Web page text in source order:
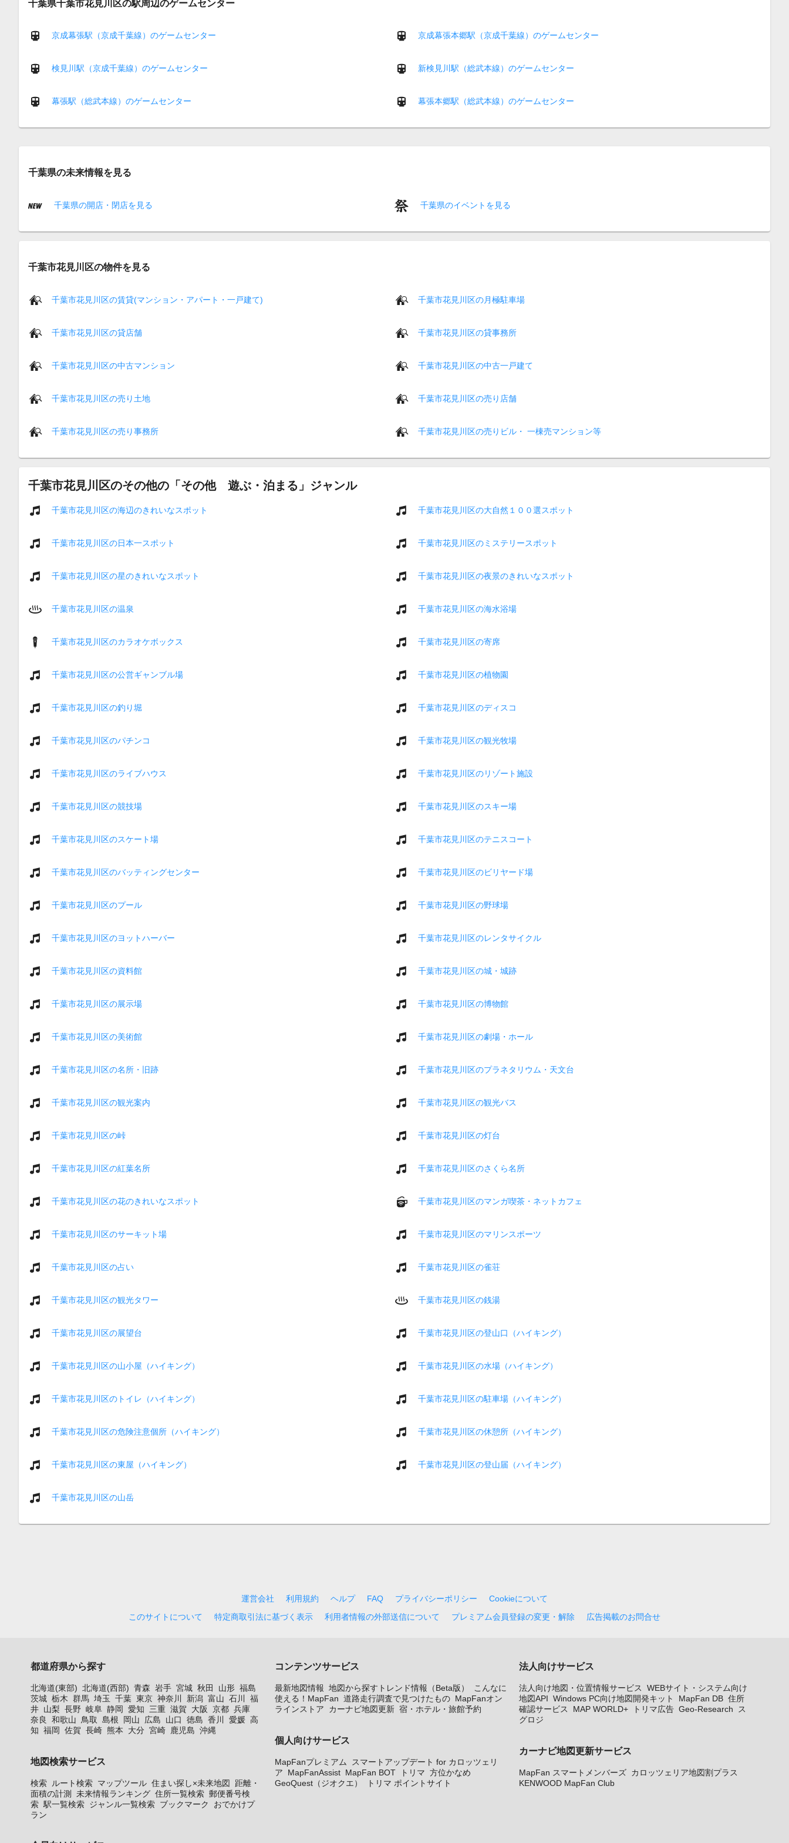
千葉県千葉市花見川区の駅周辺のゲームセンター
京成幕張駅（京成千葉線）のゲームセンター 京成幕張本郷駅（京成千葉線）のゲームセンター
検見川駅（京成千葉線）のゲームセンター 新検見川駅（総武本線）のゲームセンター
幕張駅（総武本線）のゲームセンター 幕張本郷駅（総武本線）のゲームセンター
千葉県の未来情報を見る
千葉県の開店・閉店を見る 千葉県のイベントを見る
千葉市花見川区の物件を見る
千葉市花見川区の賃貸(マンション・アパート・一戸建て) 千葉市花見川区の月極駐車場
千葉市花見川区の貸店舗 千葉市花見川区の貸事務所
千葉市花見川区の中古マンション 千葉市花見川区の中古一戸建て
千葉市花見川区の売り土地 千葉市花見川区の売り店舗
千葉市花見川区の売り事務所 千葉市花見川区の売りビル・ 一棟売マンション等
千葉市花見川区のその他の「その他 遊ぶ・泊まる」ジャンル
千葉市花見川区の海辺のきれいなスポット 千葉市花見川区の大自然１００選スポット
千葉市花見川区の日本一スポット 千葉市花見川区のミステリースポット
千葉市花見川区の星のきれいなスポット 千葉市花見川区の夜景のきれいなスポット
千葉市花見川区の温泉 千葉市花見川区の海水浴場
千葉市花見川区のカラオケボックス 千葉市花見川区の寄席
千葉市花見川区の公営ギャンブル場 千葉市花見川区の植物園
千葉市花見川区の釣り堀 千葉市花見川区のディスコ
千葉市花見川区のパチンコ 千葉市花見川区の観光牧場
千葉市花見川区のライブハウス 千葉市花見川区のリゾート施設
千葉市花見川区の競技場 千葉市花見川区のスキー場
千葉市花見川区のスケート場 千葉市花見川区のテニスコート
千葉市花見川区のバッティングセンター 千葉市花見川区のビリヤード場
千葉市花見川区のプール 千葉市花見川区の野球場
千葉市花見川区のヨットハーバー 千葉市花見川区のレンタサイクル
千葉市花見川区の資料館 千葉市花見川区の城・城跡
千葉市花見川区の展示場 千葉市花見川区の博物館
千葉市花見川区の美術館 千葉市花見川区の劇場・ホール
千葉市花見川区の名所・旧跡 千葉市花見川区のプラネタリウム・天文台
千葉市花見川区の観光案内 千葉市花見川区の観光バス
千葉市花見川区の峠 千葉市花見川区の灯台
千葉市花見川区の紅葉名所 千葉市花見川区のさくら名所
千葉市花見川区の花のきれいなスポット 千葉市花見川区のマンガ喫茶・ネットカフェ
千葉市花見川区のサーキット場 千葉市花見川区のマリンスポーツ
千葉市花見川区の占い 千葉市花見川区の雀荘
千葉市花見川区の観光タワー 千葉市花見川区の銭湯
千葉市花見川区の展望台 千葉市花見川区の登山口（ハイキング）
千葉市花見川区の山小屋（ハイキング） 千葉市花見川区の水場（ハイキング）
千葉市花見川区のトイレ（ハイキング） 千葉市花見川区の駐車場（ハイキング）
千葉市花見川区の危険注意個所（ハイキング） 千葉市花見川区の休憩所（ハイキング）
千葉市花見川区の東屋（ハイキング） 千葉市花見川区の登山届（ハイキング）
千葉市花見川区の山岳
運営会社 利用規約 ヘルプ FAQ プライバシーポリシー
Cookieについて
このサイトについて
特定商取引法に基づく表示 利用者情報の外部送信について プレミアム会員登録の変更・解除 広告掲載のお問合せ
都道府県から探す
北海道(東部) 北海道(西部) 青森 岩手 宮城 秋田 山形 福島
茨城 栃木 群馬 埼玉 千葉 東京 神奈川 新潟 富山 石川
福
井 山梨 長野 岐阜 静岡 愛知 三重 滋賀 大阪 京都 兵庫
奈良
和歌山 鳥取 島根 岡山 広島 山口 徳島 香川 愛媛 高
知 福岡 佐賀 長崎 熊本 大分 宮崎 鹿児島 沖縄
地図検索サービス
検索 ルート検索 マップツール 住まい探し×未来地図
距離・
面積の計測
未来情報ランキング 住所一覧検索 郵便番号検
索 駅一覧検索 ジャンル一覧検索 ブックマーク
おでかけプ
ラン
コンテンツサービス
最新地図情報 地図から探すトレンド情報（Beta版）
こんなに
使える！MapFan 道路走行調査で見つけたもの MapFanオン
ラインストア
カーナビ地図更新 宿・ホテル・旅館予約
個人向けサービス
MapFanプレミアム
スマートアップデート for カロッツェリ
ア
MapFanAssist MapFan BOT トリマ 方位かなめ
GeoQuest（ジオクエ）
トリマ ポイントサイト
法人向けサービス
法人向け地図・位置情報サービス
WEBサイト・システム向け
地図API Windows PC向け地図開発キット MapFan DB 住所
確認サービス
MAP WORLD+ トリマ広告 Geo-Research
ス
グロジ
カーナビ地図更新サービス
MapFan スマートメンバーズ カロッツェリア地図割プラス
KENWOOD MapFan Club